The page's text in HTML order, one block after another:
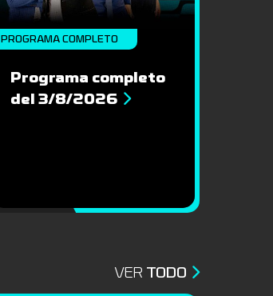
PROGRAMA COMPLETO
Programa completo
del 3/8/2026
VER TODO